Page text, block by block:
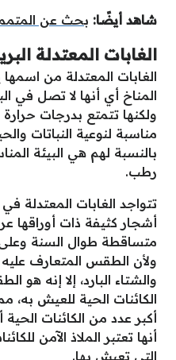
شاهد أيضًا: بحث عن
الغابات المعتدلة
الغابات المعتدلة من اسمها
المناخ أي أنها لا تصل في
ولكنها تتمتع بدرجات
مناسبة لنوعية النباتات
بالنسبة لهم هي البيئة
رطب.
تتواجد الغابات المعتدلة
أشجار كثيفة ذات أوراقها
متساقطة طوال السنة وعلى
ولأن الطقس المتعارف
والشتاء البارد، إلا إنه هو
الكائنات الحية للعيش
أكبر عدد من الكائنات الحية
أنها تعتبر الملاذ الآمن
التي تعيش بها.